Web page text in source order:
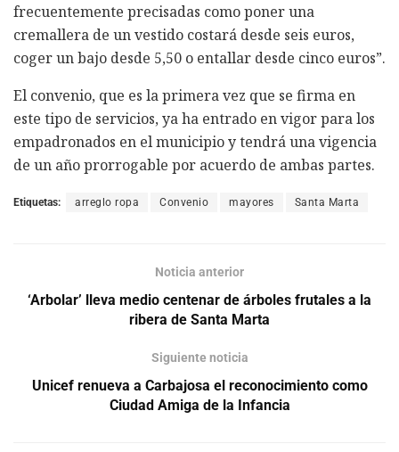
frecuentemente precisadas como poner una
cremallera de un vestido costará desde seis euros,
coger un bajo desde 5,50 o entallar desde cinco euros”.
El convenio, que es la primera vez que se firma en
este tipo de servicios, ya ha entrado en vigor para los
empadronados en el municipio y tendrá una vigencia
de un año prorrogable por acuerdo de ambas partes.
Etiquetas: arreglo ropa Convenio mayores Santa Marta
Noticia anterior
‘Arbolar’ lleva medio centenar de árboles frutales a la
ribera de Santa Marta
Siguiente noticia
Unicef renueva a Carbajosa el reconocimiento como
Ciudad Amiga de la Infancia